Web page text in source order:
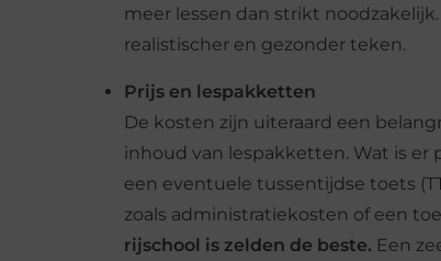
meer lessen dan strikt
realistischer en gezonder teken.
Prijs en lespakketten
De kosten zijn uiteraard een
inhoud van lespakketten. Wat is er
een eventuele tussentijdse toets
zoals administratiekosten of een
rijschool is zelden de beste. Een